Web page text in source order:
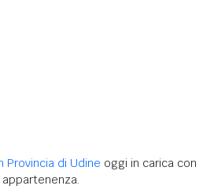
Provincia di Udine oggi in carica con